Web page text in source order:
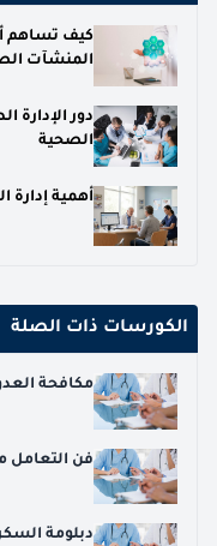
كيف تساهم
المنشآت
دور الإدارة
الصحية
أهمية إدارة
الكورسات ذات الصلة
مكافحة
فن التعامل
دبلومة